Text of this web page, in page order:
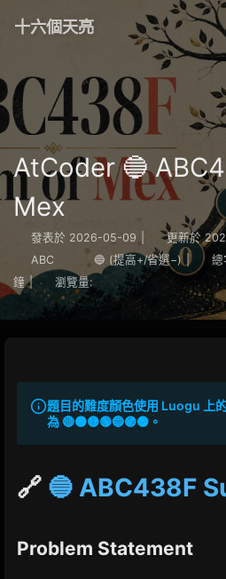
十六個天亮
AtCoder 🔵
Mex
發表於 2026-05-09 更新於
ABC
🔵 (提高+/省選−) | 總
鐘 | 瀏覽量:
題目的難度顏色使用 Luogu 上
為 🔴🟠🟡🟢🔵🟣⚫。
🔗 🔵 ABC438F
Problem Statement